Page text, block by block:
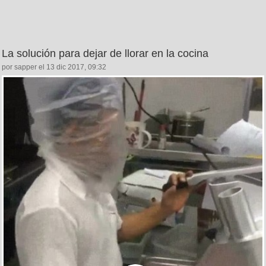
La solución para dejar de llorar en la cocina
por sapper el 13 dic 2017, 09:32